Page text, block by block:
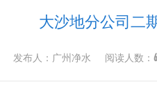
大沙地分公司二
发布人：广州净水 阅读人数：